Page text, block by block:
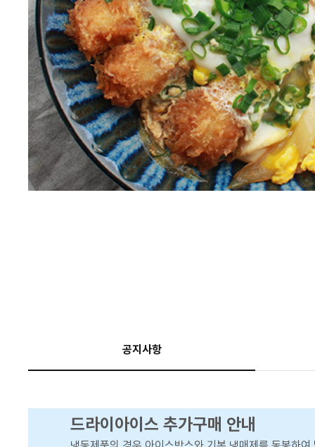
공지사항
드라이아이스 추가구매 안내